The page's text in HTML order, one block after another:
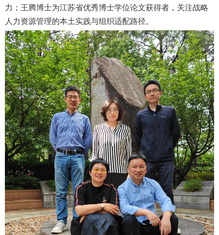
力；王腾博士为江苏省优秀博士学位论文获得者，关注战略
人力资源管理的本土实践与组织适配路径。